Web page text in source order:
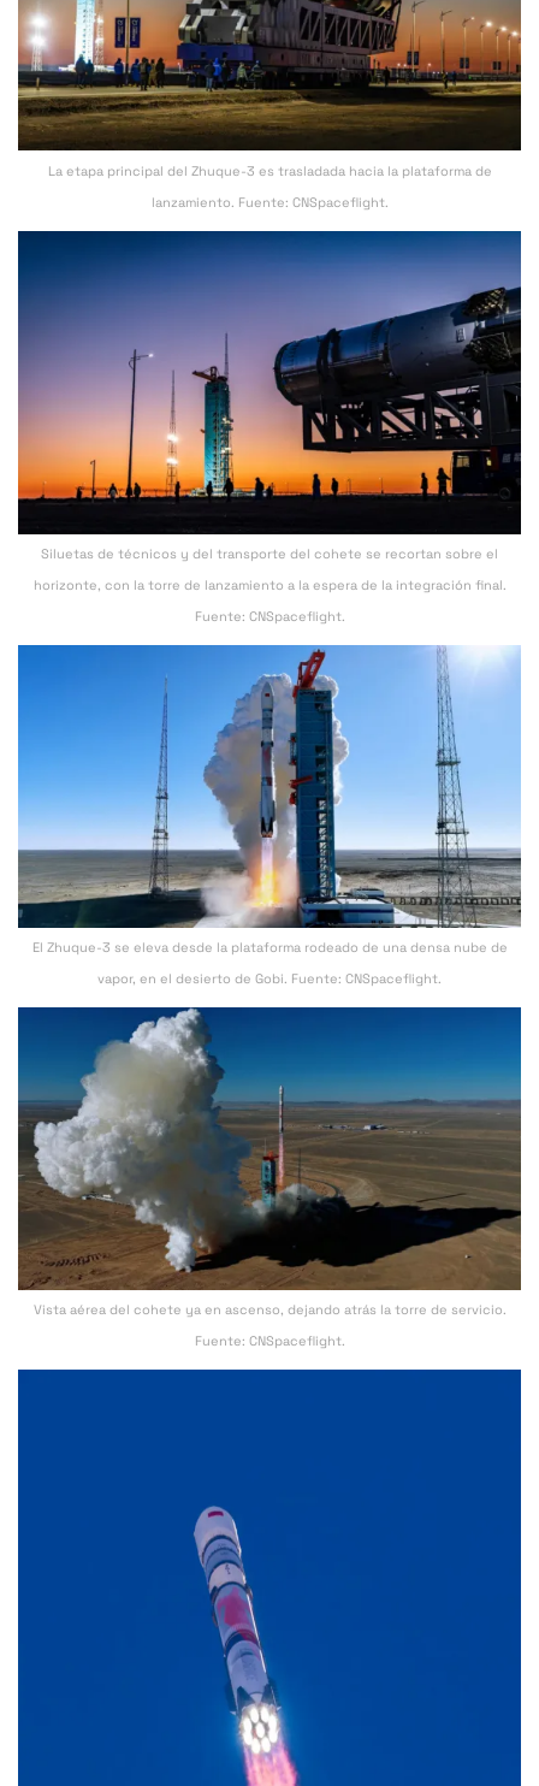
La etapa principal del Zhuque-3 es trasladada hacia la plataforma de
lanzamiento. Fuente: CNSpaceflight.
Siluetas de técnicos y del transporte del cohete se recortan sobre el
horizonte, con la torre de lanzamiento a la espera de la integración final.
Fuente: CNSpaceflight.
El Zhuque-3 se eleva desde la plataforma rodeado de una densa nube de
vapor, en el desierto de Gobi. Fuente: CNSpaceflight.
Vista aérea del cohete ya en ascenso, dejando atrás la torre de servicio.
Fuente: CNSpaceflight.